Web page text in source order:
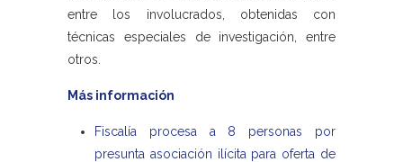
entre los involucrados, obtenidas con
técnicas especiales de investigación, entre
otros.
Más información
Fiscalía procesa a 8 personas por
presunta asociación ilícita para oferta de